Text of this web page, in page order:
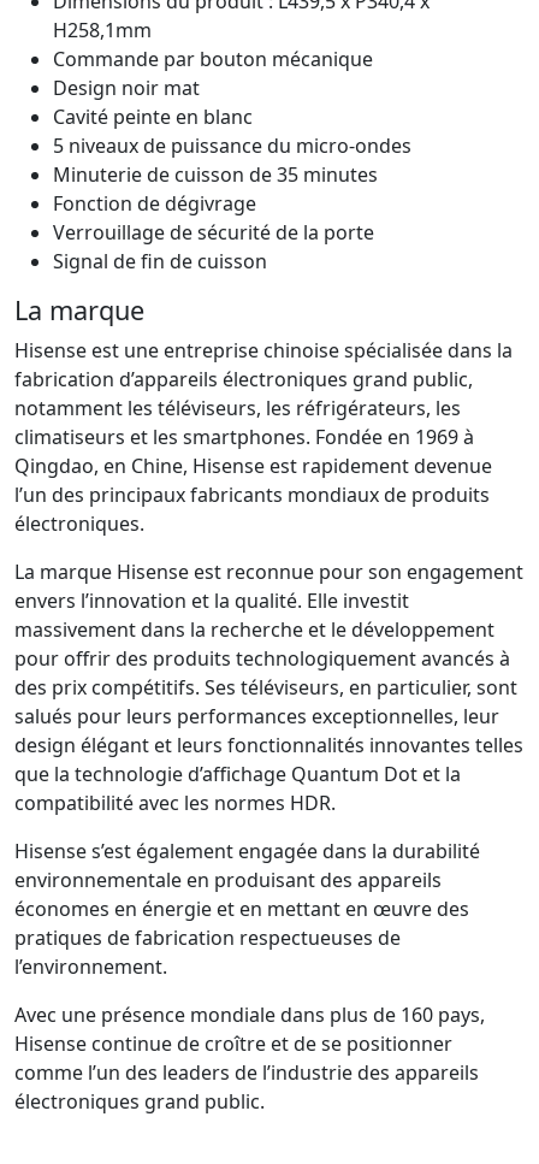
H258,1mm
Commande par bouton mécanique
Design noir mat
Cavité peinte en blanc
5 niveaux de puissance du micro-ondes
Minuterie de cuisson de 35 minutes
Fonction de dégivrage
Verrouillage de sécurité de la porte
Signal de fin de cuisson
La marque
Hisense est une entreprise chinoise spécialisée dans la
fabrication d’appareils électroniques grand public,
notamment les téléviseurs, les réfrigérateurs, les
climatiseurs et les smartphones. Fondée en 1969 à
Qingdao, en Chine, Hisense est rapidement devenue
l’un des principaux fabricants mondiaux de produits
électroniques.
La marque Hisense est reconnue pour son engagement
envers l’innovation et la qualité. Elle investit
massivement dans la recherche et le développement
pour offrir des produits technologiquement avancés à
des prix compétitifs. Ses téléviseurs, en particulier, sont
salués pour leurs performances exceptionnelles, leur
design élégant et leurs fonctionnalités innovantes telles
que la technologie d’affichage Quantum Dot et la
compatibilité avec les normes HDR.
Hisense s’est également engagée dans la durabilité
environnementale en produisant des appareils
économes en énergie et en mettant en œuvre des
pratiques de fabrication respectueuses de
l’environnement.
Avec une présence mondiale dans plus de 160 pays,
Hisense continue de croître et de se positionner
comme l’un des leaders de l’industrie des appareils
électroniques grand public.